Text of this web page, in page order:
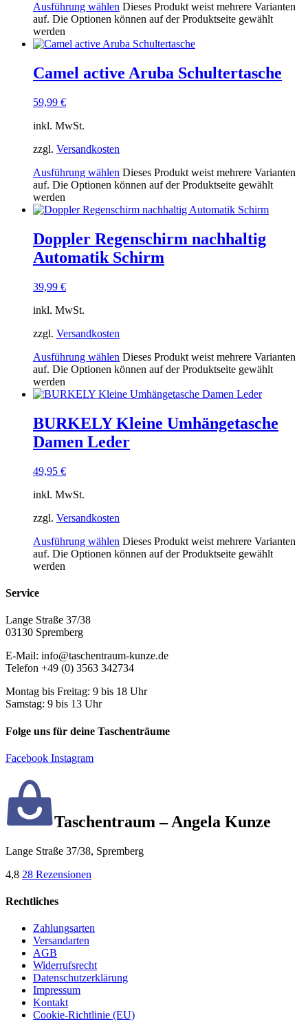
Ausführung wählen Dieses Produkt weist mehrere Varianten
auf. Die Optionen können auf der Produktseite gewählt
werden
Camel active Aruba Schultertasche
59,99 €
inkl. MwSt.
zzgl. Versandkosten
Ausführung wählen Dieses Produkt weist mehrere Varianten
auf. Die Optionen können auf der Produktseite gewählt
werden
Doppler Regenschirm nachhaltig
Automatik Schirm
39,99 €
inkl. MwSt.
zzgl. Versandkosten
Ausführung wählen Dieses Produkt weist mehrere Varianten
auf. Die Optionen können auf der Produktseite gewählt
werden
BURKELY Kleine Umhängetasche
Damen Leder
49,95 €
inkl. MwSt.
zzgl. Versandkosten
Ausführung wählen Dieses Produkt weist mehrere Varianten
auf. Die Optionen können auf der Produktseite gewählt
werden
Service
Lange Straße 37/38
03130 Spremberg
E-Mail: info@taschentraum-kunze.de
Telefon +49 (0) 3563 342734
Montag bis Freitag: 9 bis 18 Uhr
Samstag: 9 bis 13 Uhr
Folge uns für deine Taschenträume
Facebook Instagram
Taschentraum – Angela Kunze
Lange Straße 37/38, Spremberg
4,8 28 Rezensionen
Rechtliches
Zahlungsarten
Versandarten
AGB
Widerrufsrecht
Datenschutzerklärung
Impressum
Kontakt
Cookie-Richtlinie (EU)